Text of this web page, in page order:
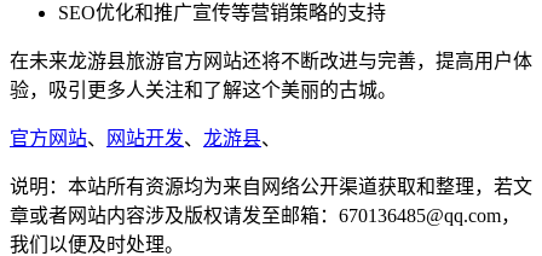
SEO优化和推广宣传等营销策略的支持
在未来龙游县旅游官方网站还将不断改进与完善，提高用户体
验，吸引更多人关注和了解这个美丽的古城。
官方网站、 网站开发、 龙游县、
说明：本站所有资源均为来自网络公开渠道获取和整理，若文
章或者网站内容涉及版权请发至邮箱：670136485@qq.com，
我们以便及时处理。